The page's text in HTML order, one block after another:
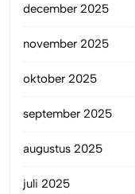
december 2025
november 2025
oktober 2025
september 2025
augustus 2025
juli 2025